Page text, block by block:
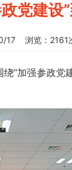
党建设
17 浏览：2161
“加强参政